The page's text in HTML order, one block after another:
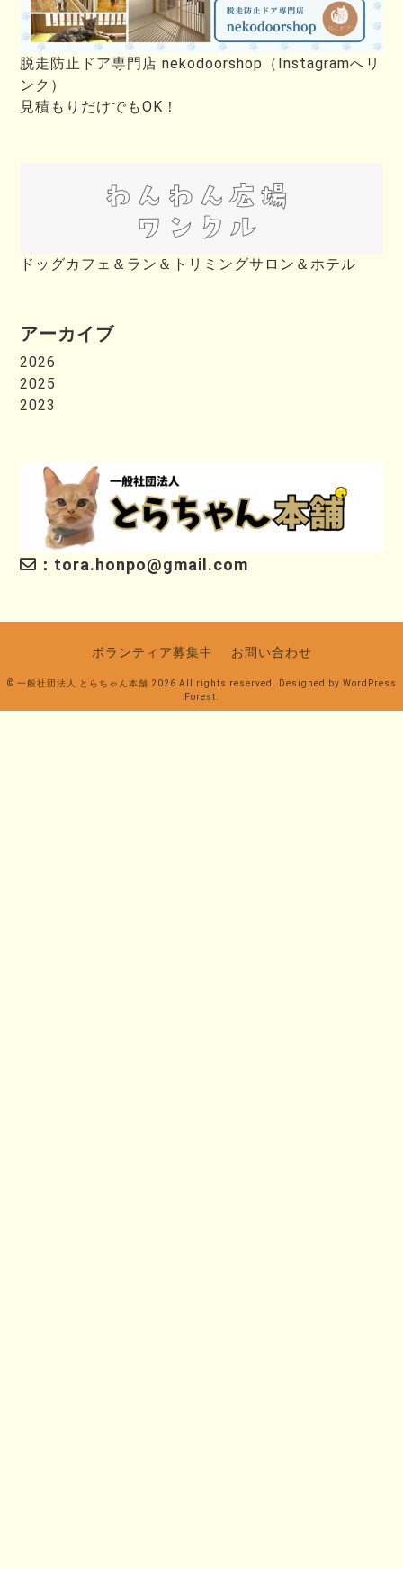
脱走防止ドア専門店 nekodoorshop（Instagramへリ
ンク）
見積もりだけでもOK！
ドッグカフェ＆ラン＆トリミングサロン＆ホテル
アーカイブ
2026
2025
2023
：tora.honpo@gmail.com
ボランティア募集中 お問い合わせ
© 一般社団法人 とらちゃん本舗 2026 All rights reserved. Designed by WordPress
Forest